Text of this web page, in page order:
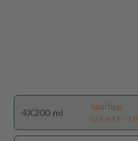
4X200 ml
Spartipp
(24,64 € / 1 l)